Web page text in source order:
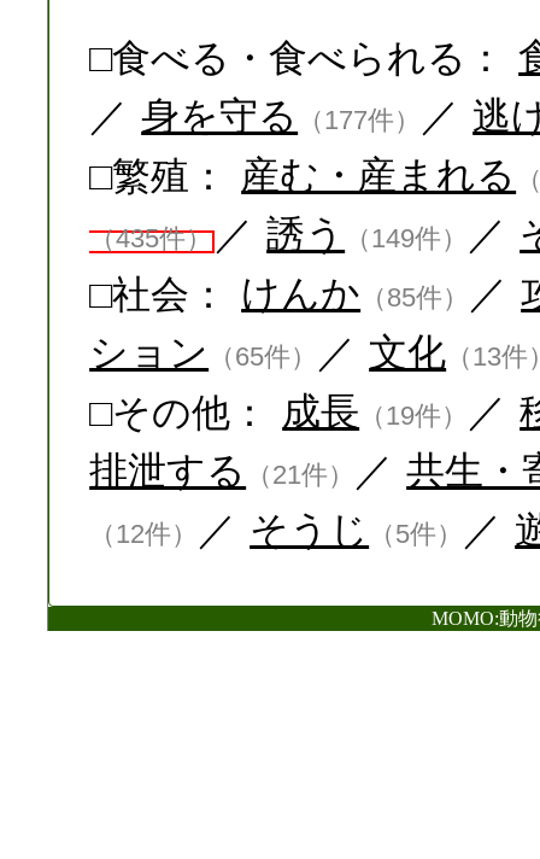
□食べる・食べられる：
／ 身を守る （177件） ／ 逃
□繁殖：
産む・産まれる
（435件） ／ 誘う （149件） ／
□社会：
けんか （85件） ／
ション
（65件） ／ 文化 （13件
□その他： 成長 （19件） ／
排泄する
（21件） ／ 共生・
（12件） ／ そうじ （5件） ／
MOMO:動